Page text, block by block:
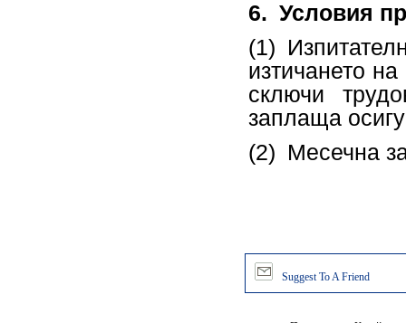
6. Условия
(1)
изтичането
сключи
заплаща
(2) Месечна
Suggest To A Friend